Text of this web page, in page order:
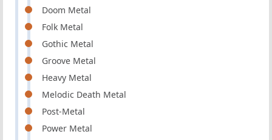
Doom Metal
Folk Metal
Gothic Metal
Groove Metal
Heavy Metal
Melodic Death Metal
Post-Metal
Power Metal